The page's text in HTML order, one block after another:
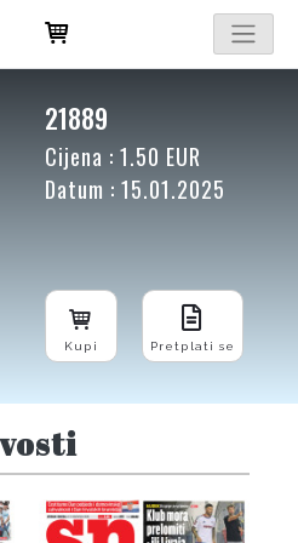
21889
Cijena : 1.50 EUR
Datum : 15.01.2025
Kupi Pretplati se